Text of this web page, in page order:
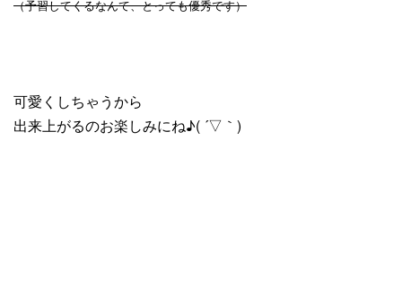
（予習してくるなんて、とっても優秀です）
可愛くしちゃうから
出来上がるのお楽しみにね♪( ´▽｀)